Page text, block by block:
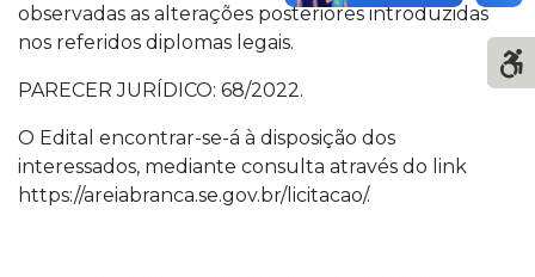
observadas as alterações posteriores introduzidas
nos referidos diplomas legais.
PARECER JURÍDICO: 68/2022.
O Edital encontrar-se-á à disposição dos
interessados, mediante consulta através do link
https://areiabranca.se.gov.br/licitacao/.